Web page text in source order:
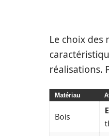
Le choix des
réalisations.
Matériau
Bois